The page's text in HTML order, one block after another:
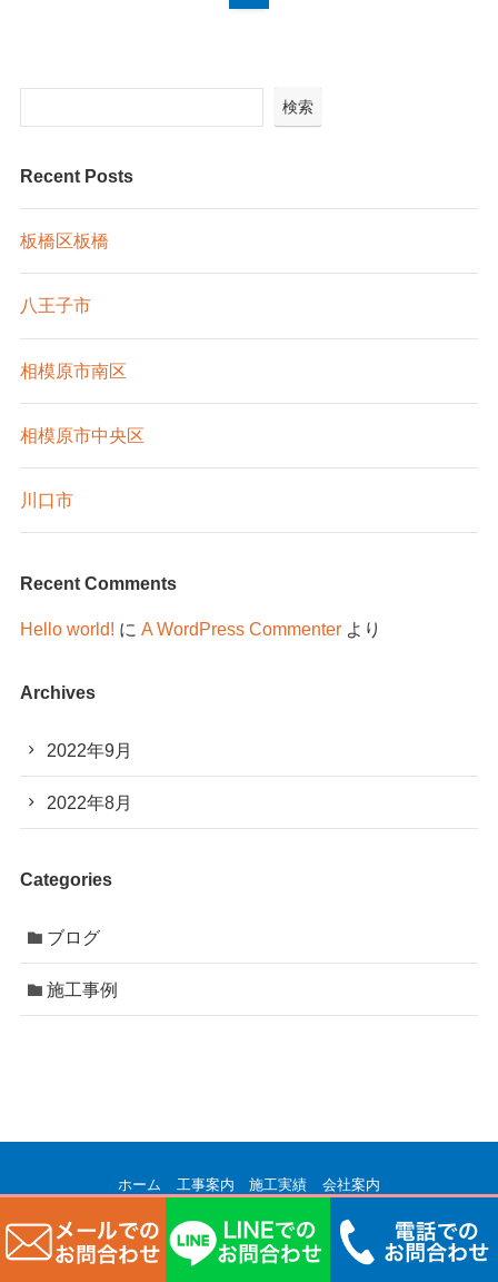
検索
Recent Posts
板橋区板橋
八王子市
相模原市南区
相模原市中央区
川口市
Recent Comments
Hello world! に A WordPress Commenterより
Archives
2022年9月
2022年8月
Categories
ブログ
施工事例
ホーム 工事案内 施工実績
会社案内
©株式会社サカエコーポレーション.